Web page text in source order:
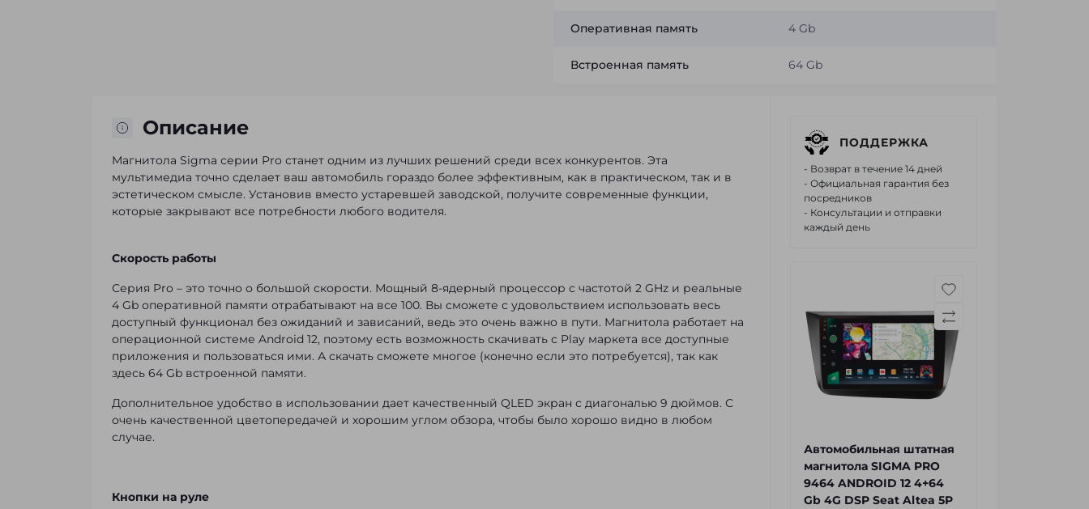
Оперативная память 4 Gb
Встроенная память 64 Gb
Описание
Магнитола Sigma серии Pro станет одним из лучших решений среди всех конкурентов. Эта
мультимедиа точно сделает ваш автомобиль гораздо более эффективным, как в практическом, так и в
эстетическом смысле. Установив вместо устаревшей заводской, получите современные функции,
которые закрывают все потребности любого водителя.
Скорость работы
Серия Pro – это точно о большой скорости. Мощный 8-ядерный процессор с частотой 2 GHz и реальные
4 Gb оперативной памяти отрабатывают на все 100. Вы сможете с удовольствием использовать весь
доступный функционал без ожиданий и зависаний, ведь это очень важно в пути. Магнитола работает на
операционной системе Android 12, поэтому есть возможность скачивать с Play маркета все доступные
приложения и пользоваться ими. А скачать сможете многое (конечно если это потребуется), так как
здесь 64 Gb встроенной памяти.
Дополнительное удобство в использовании дает качественный QLED экран с диагональю 9 дюймов. С
очень качественной цветопередачей и хорошим углом обзора, чтобы было хорошо видно в любом
случае.
Кнопки на руле
ПОДДЕРЖКА
- Возврат в течение 14 дней
- Официальная гарантия без
посредников
- Консультации и отправки
каждый день
Автомобильная штатная
магнитола SIGMA PRO
9464 ANDROID 12 4+64
Gb 4G DSP Seat Altea 5P